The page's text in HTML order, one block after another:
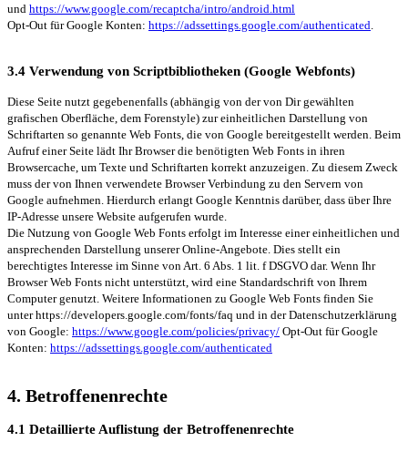
und https://www.google.com/recaptcha/intro/android.html
Opt-Out für Google Konten: https://adssettings.google.com/authenticated
3.4 Verwendung von Scriptbibliotheken (Google Webfonts)
Diese Seite nutzt gegebenenfalls (abhängig von der von Dir gewählten
grafischen Oberfläche, dem Forenstyle) zur einheitlichen Darstellung von
Schriftarten so genannte Web Fonts, die von Google bereitgestellt werden. Beim
Aufruf einer Seite lädt Ihr Browser die benötigten Web Fonts in ihren
Browsercache, um Texte und Schriftarten korrekt anzuzeigen. Zu diesem Zweck
muss der von Ihnen verwendete Browser Verbindung zu den Servern von
Google aufnehmen. Hierdurch erlangt Google Kenntnis darüber, dass über Ihre
IP-Adresse unsere Website aufgerufen wurde.
Die Nutzung von Google Web Fonts erfolgt im Interesse einer einheitlichen und
ansprechenden Darstellung unserer Online-Angebote. Dies stellt ein
berechtigtes Interesse im Sinne von Art. 6 Abs. 1 lit. f DSGVO dar. Wenn Ihr
Browser Web Fonts nicht unterstützt, wird eine Standardschrift von Ihrem
Computer genutzt. Weitere Informationen zu Google Web Fonts finden Sie
unter https://developers.google.com/fonts/faq und in der Datenschutzerklärung
von Google: https://www.google.com/policies/privacy/ Opt-Out für Google
Konten: https://adssettings.google.com/authenticated
4. Betroffenenrechte
4.1 Detaillierte Auflistung der Betroffenenrechte